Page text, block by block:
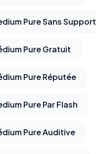
Pure Sans Support
Pure Gratuit
Pure Réputée
Pure Par Flash
Pure Auditive